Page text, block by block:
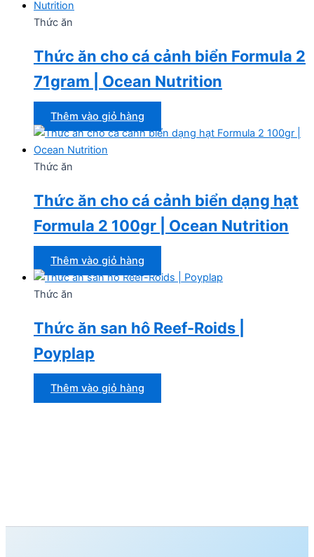
Thức ăn
Thức ăn cho cá cảnh biển Formula 2
71gram | Ocean Nutrition
Thêm vào giỏ hàng
Thức ăn
Thức ăn cho cá cảnh biển dạng hạt
Formula 2 100gr | Ocean Nutrition
Thêm vào giỏ hàng
Thức ăn
Thức ăn san hô Reef-Roids |
Poyplap
Thêm vào giỏ hàng